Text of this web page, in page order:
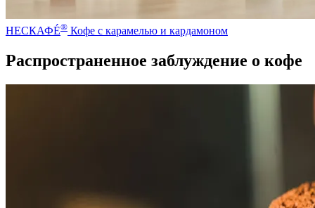
НЕСКАФÉ® Кофе с карамелью и кардамоном
Распространенное заблуждение о кофе